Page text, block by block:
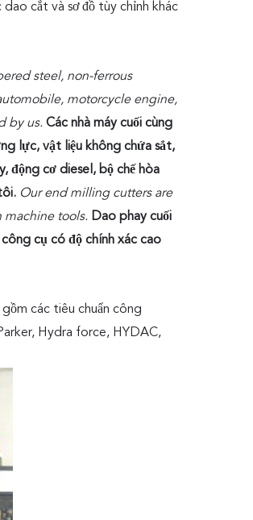
cắt và sơ đồ tùy chỉnh khác
steel, non-ferrous
motorcycle engine,
by us. Các nhà máy cuối cùng
lực, vật liệu không chứa sắt,
động cơ diesel, bộ chế hòa
Our end milling cutters are
machine tools. Dao phay cuối
cụ có độ chính xác cao
các tiêu chuẩn công
Hydra force, HYDAC,